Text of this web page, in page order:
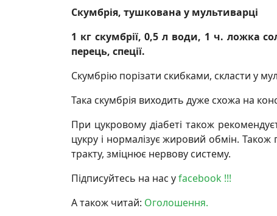
Скумбрія, тушкована у мультиварці
1 кг скумбрії, 0,5 л води, 1 ч. ложка
перець, спеції.
Скумбрію порізати скибками, скласти у
Така скумбрія виходить дуже схожа на
При цукровому діабеті також
цукру і нормалізує жировий обмін.
тракту, зміцнює нервову систему.
Підписуйтесь на нас уfacebook !!!
А також читай: Оголошення.